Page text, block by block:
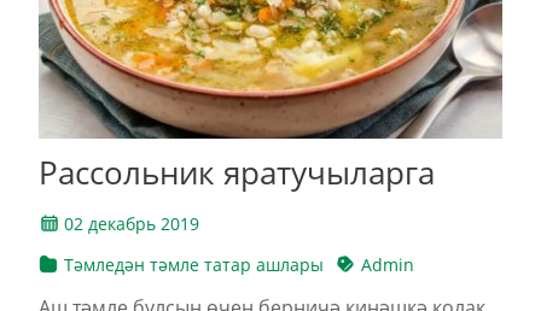
Рассольник яратучыларга
02 декабрь 2019
Тәмледән тәмле татар ашлары
Admin